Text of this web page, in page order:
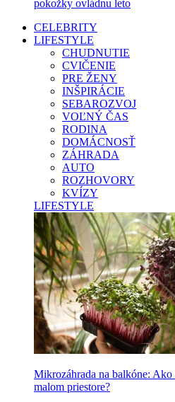
pokožky ovládnu leto
CELEBRITY
LIFESTYLE
CHUDNUTIE
CVIČENIE
PRE ŽENY
INŠPIRÁCIE
SEBAROZVOJ
VOĽNÝ ČAS
RODINA
DOMÁCNOSŤ
ZÁHRADA
AUTO
ROZHOVORY
KVÍZY
LIFESTYLE
Mikrozáhrada na balkóne:
malom priestore?